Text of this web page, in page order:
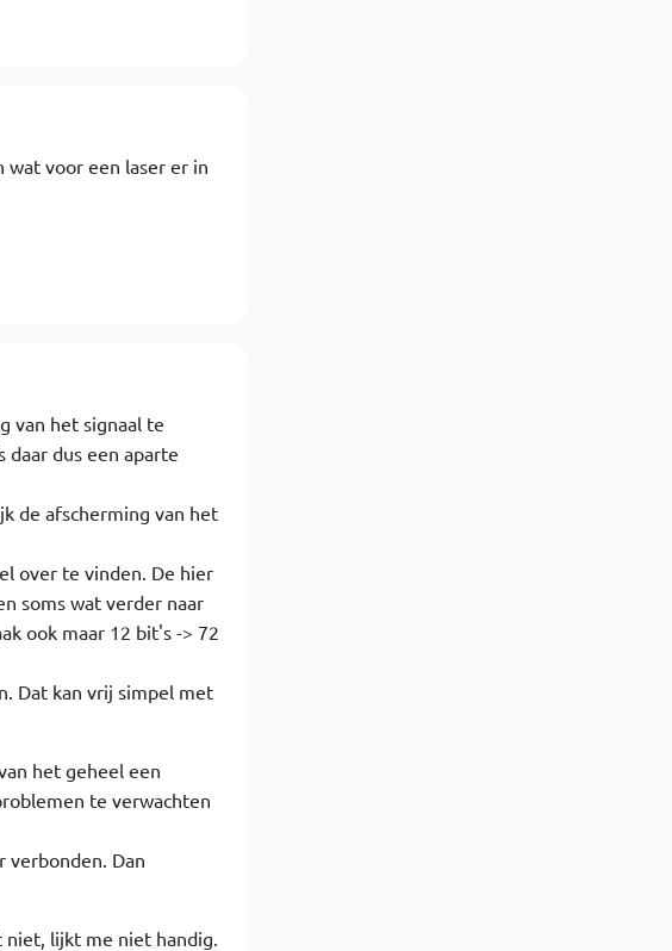
wat voor een laser er in
van het signaal te
dus een aparte
de afscherming van het
over te vinden. De hier
soms wat verder naar
ook maar 12 bit's -> 72
Dat kan vrij simpel met
het geheel een
te verwachten
verbonden. Dan
niet, lijkt me niet handig.